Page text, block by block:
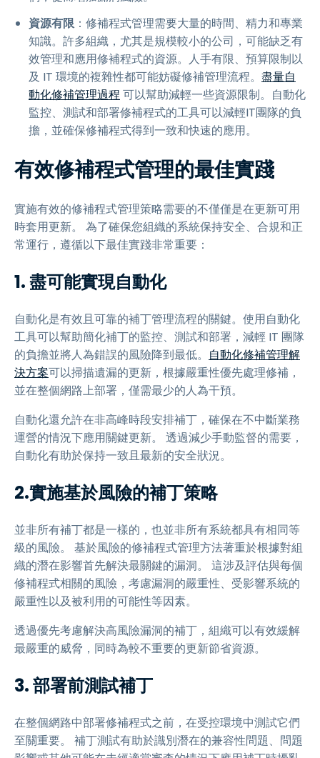
資源有限：修補程式管理需要大量的時間、精力和專業
知識。許多組織，尤其是規模較小的公司，可能缺乏有
效管理和應用修補程式的資源。人手有限、預算限制以
及 IT 環境的複雜性都可能妨礙修補管理流程。 盡量自
動化修補管理過程可以幫助減輕一些資源限制。自動化
監控、測試和部署修補程式的工具可以減輕IT團隊的負
擔，並確保修補程式得到一致和快速的應用。
有效修補程式管理的最佳實踐
實施有效的修補程式管理策略需要的不僅僅是在更新可用
時套用更新。 為了確保您組織的系統保持安全、合規和正
常運行，遵循以下最佳實踐非常重要：
1. 盡可能實現自動化
自動化是有效且可靠的補丁管理流程的關鍵。使用自動化
工具可以幫助簡化補丁的監控、測試和部署，減輕 IT 團隊
的負擔並將人為錯誤的風險降到最低。 自動化修補管理解
決方案可以掃描遺漏的更新，根據嚴重性優先處理修補，
並在整個網路上部署，僅需最少的人為干預。
自動化還允許在非高峰時段安排補丁，確保在不中斷業務
運營的情況下應用關鍵更新。 透過減少手動監督的需要，
自動化有助於保持一致且最新的安全狀況。
2.實施基於風險的補丁策略
並非所有補丁都是一樣的，也並非所有系統都具有相同等
級的風險。 基於風險的修補程式管理方法著重於根據對組
織的潛在影響首先解決最關鍵的漏洞。 這涉及評估與每個
修補程式相關的風險，考慮漏洞的嚴重性、受影響系統的
嚴重性以及被利用的可能性等因素。
透過優先考慮解決高風險漏洞的補丁，組織可以有效緩解
最嚴重的威脅，同時為較不重要的更新節省資源。
3. 部署前測試補丁
在整個網路中部署修補程式之前，在受控環境中測試它們
至關重要。 補丁測試有助於識別潛在的兼容性問題、問題